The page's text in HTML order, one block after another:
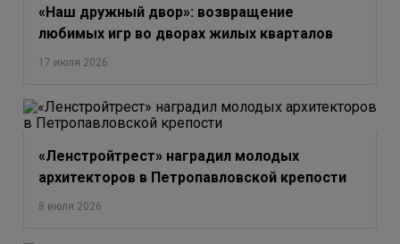
«Наш дружный двор»: возвращение
любимых игр во дворах жилых кварталов
17 июля 2026
«Ленстройтрест» наградил молодых
архитекторов в Петропавловской крепости
8 июля 2026